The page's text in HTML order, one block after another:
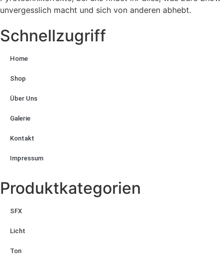
unvergesslich macht und sich von anderen abhebt.
Schnellzugriff
Home
Shop
Über Uns
Galerie
Kontakt
Impressum
Produktkategorien
SFX
Licht
Ton